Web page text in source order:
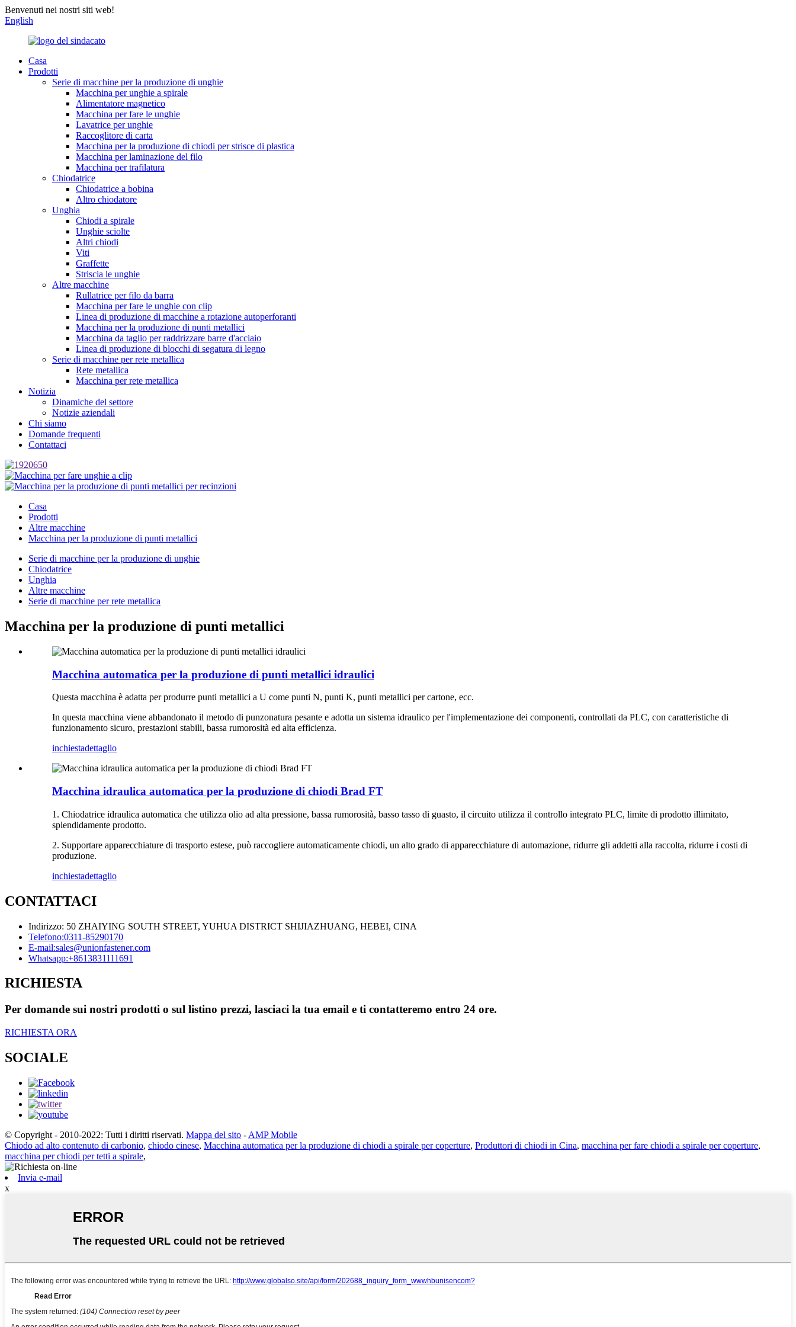
Benvenuti nei nostri siti web!
English
Casa
Prodotti
Serie di macchine per la produzione di unghie
Macchina per unghie a spirale
Alimentatore magnetico
Macchina per fare le unghie
Lavatrice per unghie
Raccoglitore di carta
Macchina per la produzione di chiodi per strisce di plastica
Macchina per laminazione del filo
Macchina per trafilatura
Chiodatrice
Chiodatrice a bobina
Altro chiodatore
Unghia
Chiodi a spirale
Unghie sciolte
Altri chiodi
Viti
Graffette
Striscia le unghie
Altre macchine
Rullatrice per filo da barra
Macchina per fare le unghie con clip
Linea di produzione di macchine a rotazione autoperforanti
Macchina per la produzione di punti metallici
Macchina da taglio per raddrizzare barre d'acciaio
Linea di produzione di blocchi di segatura di legno
Serie di macchine per rete metallica
Rete metallica
Macchina per rete metallica
Notizia
Dinamiche del settore
Notizie aziendali
Chi siamo
Domande frequenti
Contattaci
Casa
Prodotti
Altre macchine
Macchina per la produzione di punti metallici
Serie di macchine per la produzione di unghie
Chiodatrice
Unghia
Altre macchine
Serie di macchine per rete metallica
Macchina per la produzione di punti metallici
Macchina automatica per la produzione di punti metallici idraulici
Questa macchina è adatta per produrre punti metallici a U come punti N, punti K, punti metallici per cartone, ecc.
In questa macchina viene abbandonato il metodo di punzonatura pesante e adotta un sistema idraulico per l'implementazione dei componenti, controllati da PLC, con caratteristiche di
funzionamento sicuro, prestazioni stabili, bassa rumorosità ed alta efficienza.
inchiestadettaglio
Macchina idraulica automatica per la produzione di chiodi Brad FT
1. Chiodatrice idraulica automatica che utilizza olio ad alta pressione, bassa rumorosità, basso tasso di guasto, il circuito utilizza il controllo integrato PLC, limite di prodotto illimitato,
splendidamente prodotto.
2. Supportare apparecchiature di trasporto estese, può raccogliere automaticamente chiodi, un alto grado di apparecchiature di automazione, ridurre gli addetti alla raccolta, ridurre i costi di
produzione.
inchiestadettaglio
CONTATTACI
Indirizzo: 50 ZHAIYING SOUTH STREET, YUHUA DISTRICT SHIJIAZHUANG, HEBEI, CINA
Telefono:0311-85290170
E-mail:sales@unionfastener.com
Whatsapp:+8613831111691
RICHIESTA
Per domande sui nostri prodotti o sul listino prezzi, lasciaci la tua email e ti contatteremo entro 24 ore.
RICHIESTA ORA
SOCIALE
© Copyright - 2010-2022: Tutti i diritti riservati. Mappa del sito - AMP Mobile
Chiodo ad alto contenuto di carbonio, chiodo cinese, Macchina automatica per la produzione di chiodi a spirale per coperture, Produttori di chiodi in Cina, macchina per fare chiodi a spirale per coperture,
macchina per chiodi per tetti a spirale,
Invia e-mail
x